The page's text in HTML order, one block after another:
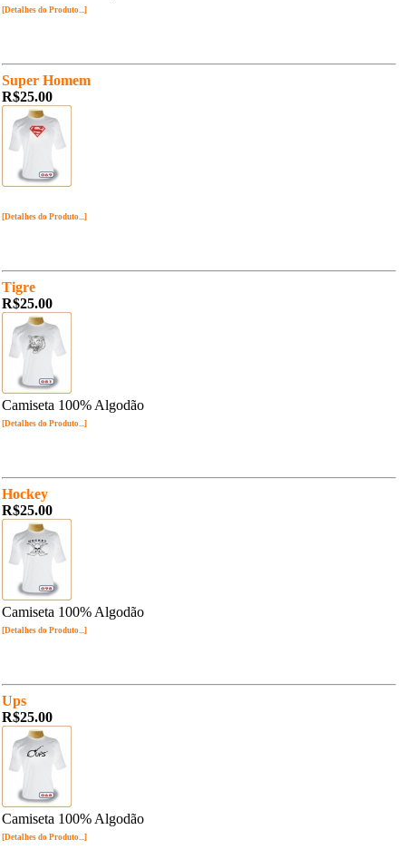
[Detalhes do Produto...]
Super Homem
R$25.00
[Detalhes do Produto...]
Tigre
R$25.00
Camiseta 100% Algodão
[Detalhes do Produto...]
Hockey
R$25.00
Camiseta 100% Algodão
[Detalhes do Produto...]
Ups
R$25.00
Camiseta 100% Algodão
[Detalhes do Produto...]